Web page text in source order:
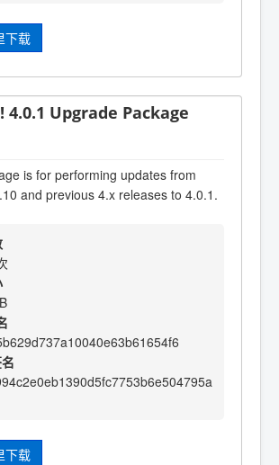
下载
4.0.1 Upgrade Package
is for performing updates from
and previous 4.x releases to 4.0.1.
下载